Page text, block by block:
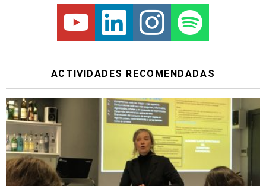
Youtube Linkedin Instagram Spotify
ACTIVIDADES RECOMENDADAS